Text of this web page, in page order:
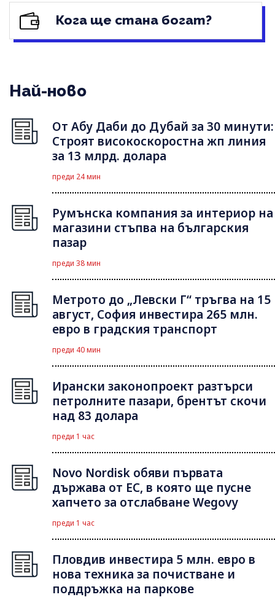
Кога ще стана богат?
Най-ново
От Абу Даби до Дубай за 30 минути:
Строят високоскоростна жп линия
за 13 млрд. долара
преди 24 мин
Румънска компания за интериор на
магазини стъпва на българския
пазар
преди 38 мин
Метрото до „Левски Г“ тръгва на 15
август, София инвестира 265 млн.
евро в градския транспорт
преди 40 мин
Ирански законопроект разтърси
петролните пазари, брентът скочи
над 83 долара
преди 1 час
Novo Nordisk обяви първата
държава от ЕС, в която ще пусне
хапчето за отслабване Wegovy
преди 1 час
Пловдив инвестира 5 млн. евро в
нова техника за почистване и
поддръжка на паркове